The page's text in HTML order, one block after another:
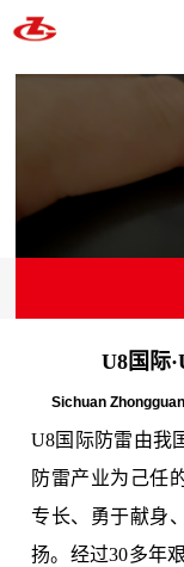
U8国际
Sichuan
U8国际防雷由我
防雷产业为己任
专长、勇于献身
扬。经过30多年